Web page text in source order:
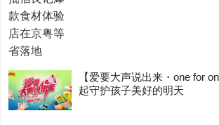
【爱要大声说出来・one for
起守护孩子美好的明天